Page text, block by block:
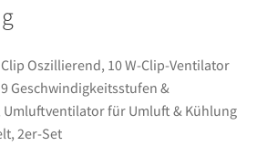
Oszillierend, 10 W-Clip-Ventilator
Geschwindigkeitsstufen &
für Umluft & Kühlung
2er-Set